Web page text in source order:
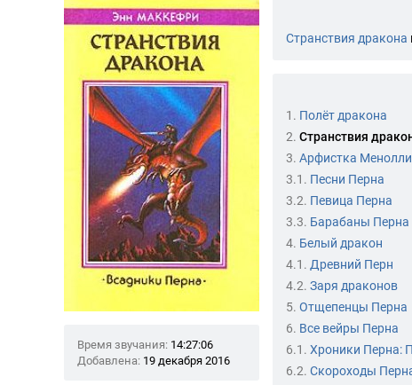
Время звучания: 14:27:06
Добавлена: 19 декабря 2016
Странствия дракона
1. Полёт дракона
2. Странствия
3. Арфистка Менолли
3.1. Песни Перна
3.2. Певица Перна
3.3. Барабаны Перна
4. Белый дракон
4.1. Древний Перн
4.2. Заря драконов
5. Отщепенцы Перна
6. Все вейры Перна
6.1. Хроники Перна:
6.2. Скороходы